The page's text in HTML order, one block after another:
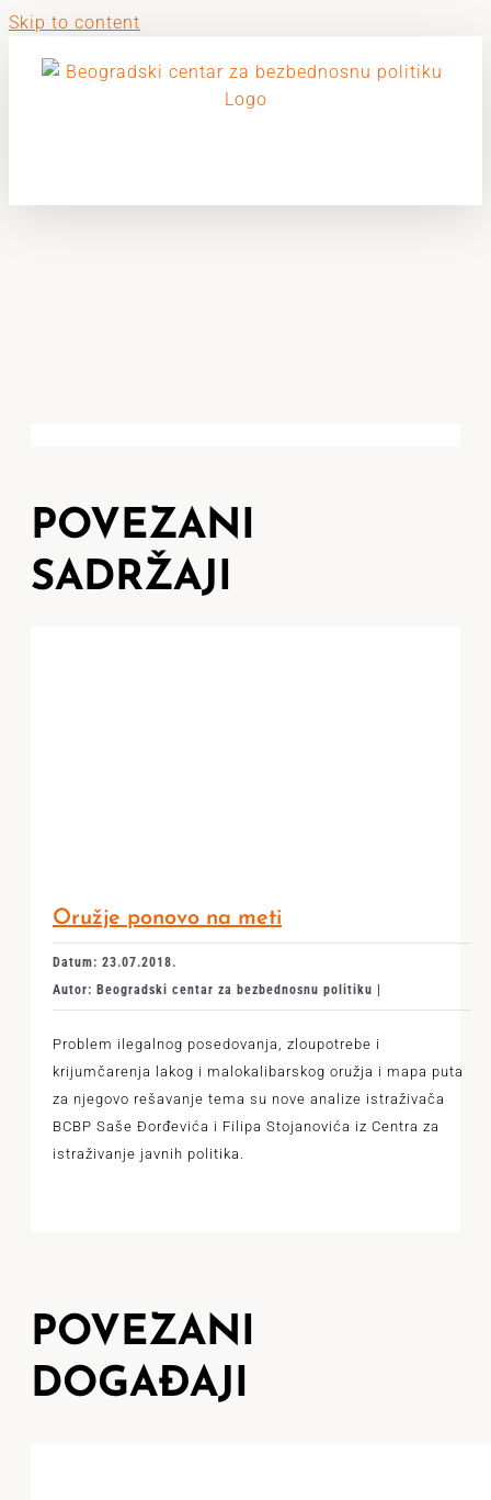
Skip to content
POVEZANI
SADRŽAJI
Oružje ponovo na meti
Datum: 23.07.2018.
Autor: Beogradski centar za bezbednosnu politiku |
Problem ilegalnog posedovanja, zloupotrebe i
krijumčarenja lakog i malokalibarskog oružja i mapa puta
za njegovo rešavanje tema su nove analize istraživača
BCBP Saše Đorđevića i Filipa Stojanovića iz Centra za
istraživanje javnih politika.
POVEZANI
DOGAĐAJI